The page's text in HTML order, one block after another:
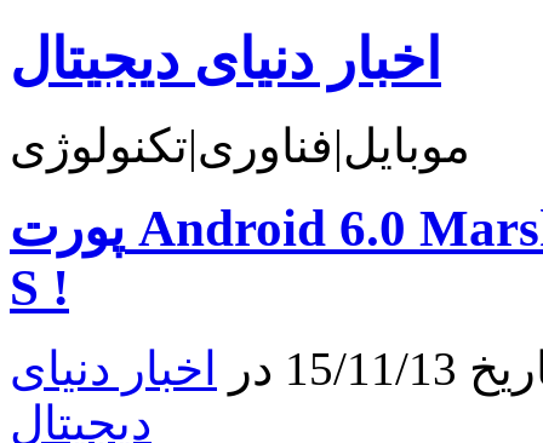
اخبار دنیای دیجیتال
موبایل|فناوری|تکنولوژی
پورت Android 6.0 Marshmallow برای Google Nexus
S !
در
اخبار دنیای
دیجیتال